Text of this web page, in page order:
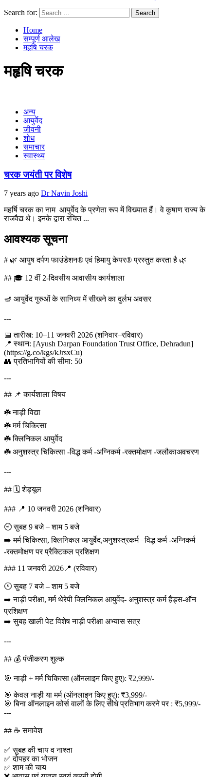
Search for:
Home
सम्पूर्ण आलेख
महृषि चरक
महृषि चरक
अन्य
आयुर्वेद
जीवनी
शोध
समाचार
स्वास्थ्य
चरक जयंती पर विशेष
7 years ago Dr Navin Joshi
महर्षि चरक का नाम आयुर्वेद के प्रणेता रूप में विख्यात हैं। वे कुषाण राज्य के
राजवैद्य थे। इनके द्वारा रचित ...
आवश्यक सूचना
# 🌿 आयुष दर्पण फाउंडेशन® एवं हिमायु केयर® प्रस्तुत करता है 🌿
## 🎓 12 वीं 2-दिवसीय आवासीय कार्यशाला
🪔 आयुर्वेद गुरुओं के सानिध्य में सीखने का दुर्लभ अवसर
---
📅 तारीख: 10–11 जनवरी 2026 (शनिवार–रविवार)
📍 स्थान: [Ayush Darpan Foundation Trust Office, Dehradun]
(https://g.co/kgs/kJrsxCu)
👥 प्रतिभागियों की सीमा: 50
---
## 📌 कार्यशाला विषय
☘️ नाड़ी विद्या
☘️ मर्म चिकित्सा
☘️ क्लिनिकल आयुर्वेद
☘️ अनुशस्त्र चिकित्सा -विद्ध कर्म -अग्निकर्म -रक्तमोक्षण -जलौकाअवचरण
---
## 🗓️ शेड्यूल
### 📍 10 जनवरी 2026 (शनिवार)
🕘 सुबह 9 बजे – शाम 5 बजे
➡️ मर्म चिकित्सा, क्लिनिकल आयुर्वेद,अनुशस्त्रकर्म –विद्ध कर्म -अग्निकर्म
-रक्तमोक्षण पर प्रैक्टिकल प्रशिक्षण
### 11 जनवरी 2026📍 (रविवार)
🕚 सुबह 7 बजे – शाम 5 बजे
➡️ नाड़ी परीक्षा, मर्म थेरेपी क्लिनिकल आयुर्वेद- अनुशस्त्र कर्म हैंड्स-ऑन
प्रशिक्षण
➡️ सुबह खाली पेट विशेष नाड़ी परीक्षा अभ्यास सत्र
---
## 💰 पंजीकरण शुल्क
🎯 नाड़ी + मर्म चिकित्सा (ऑनलाइन किए हुए): ₹2,999/-
🎯 केवल नाड़ी या मर्म (ऑनलाइन किए हुए): ₹3,999/-
🎯 बिना ऑनलाइन कोर्स वालों के लिए सीधे प्रतिभाग करने पर : ₹5,999/-
---
## ☕ समावेश
✅ सुबह की चाय व नाश्ता
✅ दोपहर का भोजन
✅ शाम की चाय